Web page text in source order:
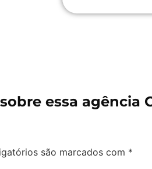
essa agência
são marcados com *